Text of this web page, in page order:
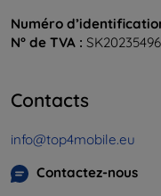
Numéro
N° de TVA :
Contacts
info@top4mobile.eu
Contactez-nous